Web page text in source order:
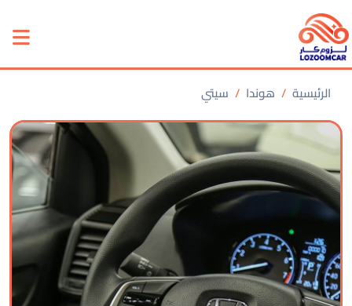
الرئيسية هوندا سيتي